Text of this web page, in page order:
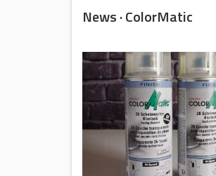
News · ColorMatic